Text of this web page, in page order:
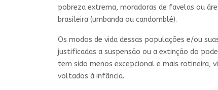
pobreza extrema, moradoras de favelas ou
brasileira (umbanda ou candomblé).
Os modos de vida dessas populações e/ou
justificadas a suspensão ou a extinção do
tem sido menos excepcional e mais rotineira,
voltados à infância.